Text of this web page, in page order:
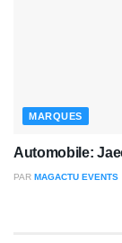
MARQUES
Automobile:
PAR MAGACTU EVENTS